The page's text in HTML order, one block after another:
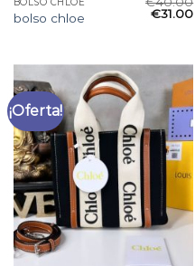
bolso chloe
€31.00
¡Oferta!